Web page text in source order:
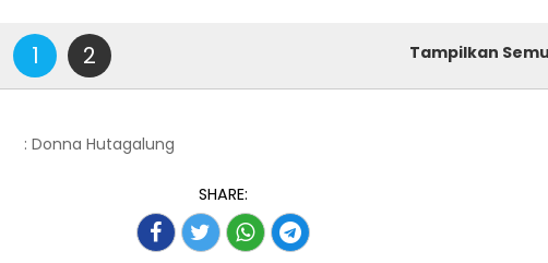
1 2 Tampilkan
: Donna Hutagalung
SHARE: